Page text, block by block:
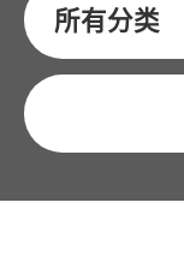
所有分类
关键字